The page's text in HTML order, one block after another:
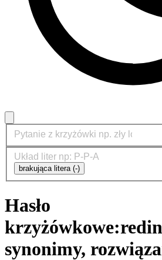
brakująca litera (-)
Hasło
krzyżówkowe:
synonimy,